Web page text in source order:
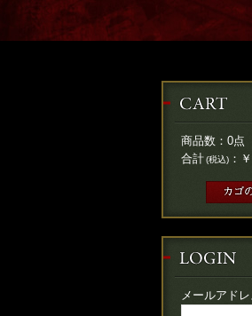
商品数： 0点
合計(税込) ：
メールアドレ